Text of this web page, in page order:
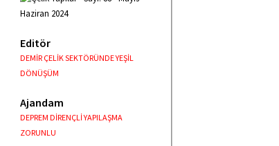
Editör
DEMİR ÇELİK SEKTÖRÜNDE YEŞİL
DÖNÜŞÜM
Ajandam
DEPREM DİRENÇLİ YAPILAŞMA
ZORUNLU